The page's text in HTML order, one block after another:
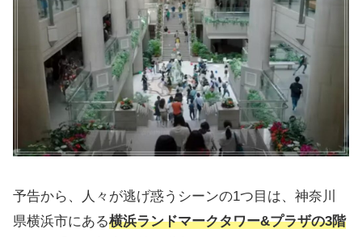
予告から、人々が逃げ惑うシーンの1つ目は、神奈川
県横浜市にある横浜ランドマークタワー&プラザの3階